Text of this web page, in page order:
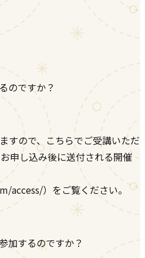
のですか？
すので、こちらでご受講いただ
申し込み後に送付される開催
）をご覧ください。
加するのですか？